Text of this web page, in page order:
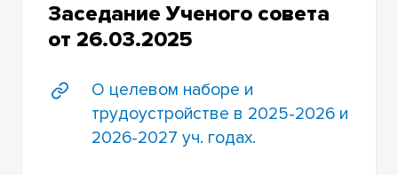
Заседание Ученого совета
от 26.03.2025
О целевом наборе и
трудоустройстве в 2025-2026 и
2026-2027 уч. годах.